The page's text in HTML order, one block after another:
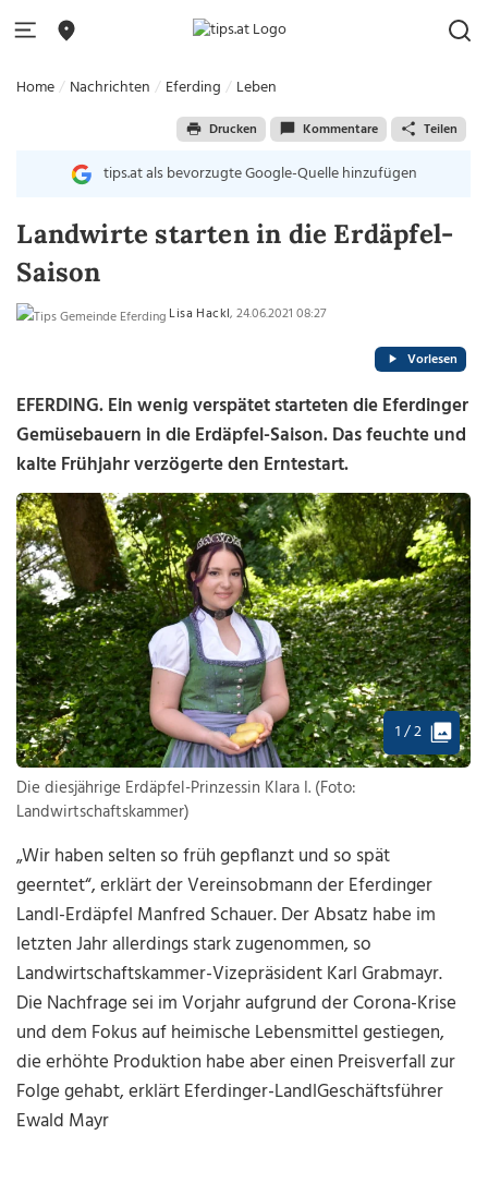
Home Nachrichten Eferding Leben
Drucken Kommentare Teilen
tips.at als bevorzugte Google-Quelle hinzufügen
Landwirte starten in die Erdäpfel-
Saison
Lisa Hackl, 24.06.2021 08:27
Vorlesen
EFERDING. Ein wenig verspätet starteten die Eferdinger
Gemüsebauern in die Erdäpfel-Saison. Das feuchte und
kalte Frühjahr verzögerte den Erntestart.
1 / 2
Die diesjährige Erdäpfel-Prinzessin Klara I. (Foto:
Landwirtschaftskammer)
„Wir haben selten so früh gepflanzt und so spät
geerntet“, erklärt der Vereinsobmann der Eferdinger
Landl-Erdäpfel Manfred Schauer. Der Absatz habe im
letzten Jahr allerdings stark zugenommen, so
Landwirtschaftskammer-Vizepräsident Karl Grabmayr.
Die Nachfrage sei im Vorjahr aufgrund der Corona-Krise
und dem Fokus auf heimische Lebensmittel gestiegen,
die erhöhte Produktion habe aber einen Preisverfall zur
Folge gehabt, erklärt Eferdinger-LandlGeschäftsführer
Ewald Mayr